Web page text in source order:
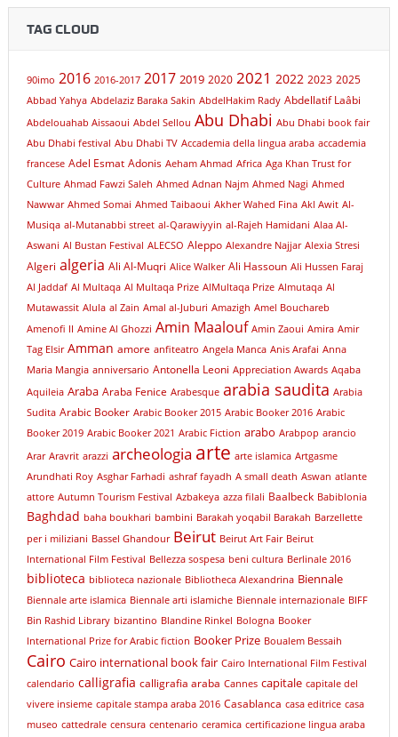
TAG CLOUD
90imo 2016 2016-2017 2017 2019 2020 2021 2022 2023 2025
Abbad Yahya Abdelaziz Baraka Sakin AbdelHakim Rady Abdellatif Laâbi
Abdelouahab Aissaoui Abdel Sellou Abu Dhabi Abu Dhabi book fair
Abu Dhabi festival Abu Dhabi TV Accademia della lingua araba accademia
francese Adel Esmat Adonis Aeham Ahmad Africa Aga Khan Trust for
Culture Ahmad Fawzi Saleh Ahmed Adnan Najm Ahmed Nagi Ahmed
Nawwar Ahmed Somai Ahmed Taibaoui Akher Wahed Fina Akl Awit Al-
Musiqa al-Mutanabbi street al-Qarawiyyin al-Rajeh Hamidani Alaa Al-
Aswani Al Bustan Festival ALECSO Aleppo Alexandre Najjar Alexia Stresi
Algeri algeria Ali Al-Muqri Alice Walker Ali Hassoun Ali Hussen Faraj
Al Jaddaf Al Multaqa Al Multaqa Prize AlMultaqa Prize Almutaqa Al
Mutawassit Alula al Zain Amal al-Juburi Amazigh Amel Bouchareb
Amenofi II Amine Al Ghozzi Amin Maalouf Amin Zaoui Amira Amir
Tag Elsir Amman amore anfiteatro Angela Manca Anis Arafai Anna
Maria Mangia anniversario Antonella Leoni Appreciation Awards Aqaba
Aquileia Araba Araba Fenice Arabesque arabia saudita Arabia
Sudita Arabic Booker Arabic Booker 2015 Arabic Booker 2016 Arabic
Booker 2019 Arabic Booker 2021 Arabic Fiction arabo Arabpop arancio
Arar Aravrit arazzi archeologia arte arte islamica Artgasme
Arundhati Roy Asghar Farhadi ashraf fayadh A small death Aswan atlante
attore Autumn Tourism Festival Azbakeya azza filali Baalbeck Babiblonia
Baghdad baha boukhari bambini Barakah yoqabil Barakah Barzellette
per i miliziani Bassel Ghandour Beirut Beirut Art Fair Beirut
International Film Festival Bellezza sospesa beni cultura Berlinale 2016
biblioteca biblioteca nazionale Bibliotheca Alexandrina Biennale
Biennale arte islamica Biennale arti islamiche Biennale internazionale BIFF
Bin Rashid Library bizantino Blandine Rinkel Bologna Booker
International Prize for Arabic fiction Booker Prize Boualem Bessaih
Cairo Cairo international book fair Cairo International Film Festival
calendario calligrafia calligrafia araba Cannes capitale capitale del
vivere insieme capitale stampa araba 2016 Casablanca casa editrice casa
museo cattedrale censura centenario ceramica certificazione lingua araba